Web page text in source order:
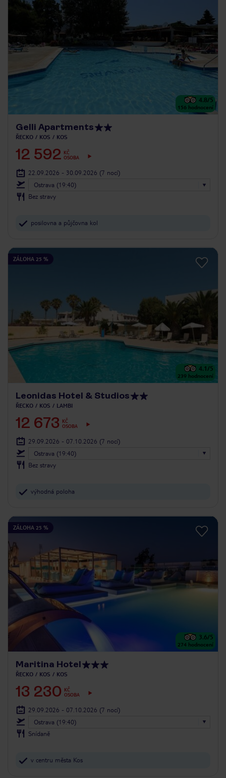
4.8/5
156 hodnocení
Gelli Apartments
ŘECKO KOS KOS
12 592 KČ
OSOBA
22.09.2026 - 30.09.2026 (7 nocí)
Ostrava (19:40)
Bez stravy
posilovna a půjčovna kol
ZÁLOHA 25 %
4.1/5
239 hodnocení
Leonidas Hotel & Studios
ŘECKO KOS LAMBI
12 673
KČ
OSOBA
29.09.2026 - 07.10.2026 (7 nocí)
Ostrava (19:40)
Bez stravy
výhodná poloha
ZÁLOHA 25 %
3.6/5
274 hodnocení
Maritina Hotel
ŘECKO KOS KOS
13 230
KČ
OSOBA
29.09.2026 - 07.10.2026 (7 nocí)
Ostrava (19:40)
Snídaně
v centru města Kos